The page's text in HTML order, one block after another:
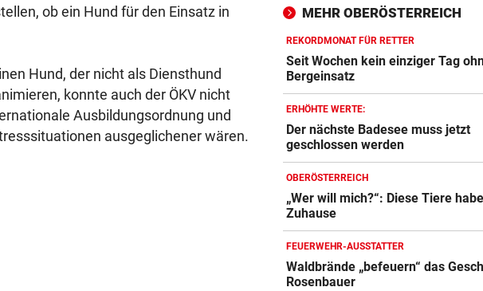
ob ein Hund für den Einsatz in
Hund, der nicht als Diensthund
konnte auch der ÖKV nicht
Ausbildungsordnung und
ausgeglichener wären.
MEHR OBERÖSTERREICH
REKORDMONAT FÜR RETTER
Seit Wochen kein einziger Tag
Bergeinsatz
ERHÖHTE WERTE:
Der nächste Badesee muss jetzt
geschlossen werden
OBERÖSTERREICH
„Wer will mich?“: Diese Tiere
Zuhause
FEUERWEHR-AUSSTATTER
Waldbrände „befeuern“ das
Rosenbauer